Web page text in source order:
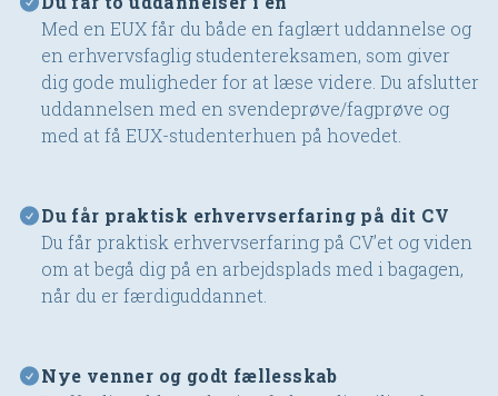
Med en EUX får du både en faglært uddannelse og
en erhvervsfaglig studentereksamen, som giver
dig gode muligheder for at læse videre. Du afslutter
uddannelsen med en svendeprøve/fagprøve og
med at få EUX-studenterhuen på hovedet.
Du får praktisk erhvervserfaring på dit CV
Du får praktisk erhvervserfaring på CV’et og viden
om at begå dig på en arbejdsplads med i bagagen,
når du er færdiguddannet.
Nye venner og godt fællesskab